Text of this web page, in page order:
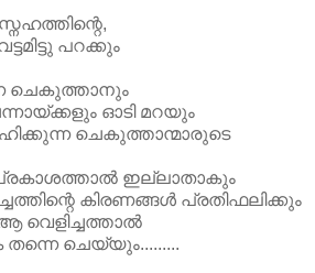
പറക്കും
ചെകുത്താനും
ഓടി മറയും
ചെകുത്താന്മാരുടെ
ഇല്ലാതാകും
കിരണങ്ങൾ പ്രതിഫലിക്കും
ചെയ്യും.........